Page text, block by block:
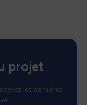
projet
les dernières